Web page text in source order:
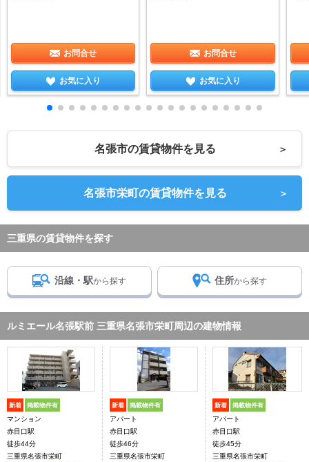
お問合せ
お気に入り
お問合せ
お気に入り
名張市の賃貸物件を見る ＞
名張市栄町の賃貸物件を見る ＞
三重県の賃貸物件を探す
沿線・駅から探す 住所から探す
ルミエール名張駅前 三重県名張市栄町周辺の建物情報
新着 掲載物件有
マンション
赤目口駅
徒歩44分
三重県名張市栄町
新着 掲載物件有
アパート
赤目口駅
徒歩46分
三重県名張市栄町
新着 掲載物件有
アパート
赤目口駅
徒歩45分
三重県名張市栄町